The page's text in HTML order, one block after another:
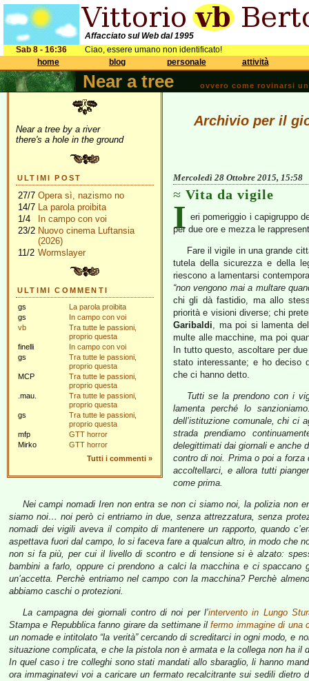
Affacciato sul Web dal 1995
Sab 8 - 16:36
Ciao, essere umano non identificato!
home
blog personale attività
Near a tree ovvero come rovinarsi
Near a tree by a river
there's a hole in the ground
ULTIMI POST
27/7 Opera sì, nazismo no
14/7 La parola proibita
1/4
In campo con voi
23/2 Nuovo cinema Luftansia
(2026)
11/2 Wormslayer
ULTIMI COMMENTI
gs
La parola proibita
gs
In campo con voi
vb
Tra tutte le passioni,
proprio questa
finelli
In campo con voi
gs
Tra tutte le passioni,
proprio questa
MCP
Tra tutte le passioni,
proprio questa
.mau.
Tra tutte le passioni,
proprio questa
gs
Tra tutte le passioni,
proprio questa
mfp
GTT horror
Mirko
GTT horror
Tutti i commenti »
Archivio per il
Mercoledì 28 Ottobre 2015, 15:58
Vita da vigile
I eri pomeriggio i capigruppo
per due ore e mezza le
Fare il vigile in una grande
tutela della sicurezza e della
riescono a lamentarsi
“non vengono mai a multare
chi gli dà fastidio, ma allo
priorità e visioni diverse; chi
Garibaldi, ma poi si lamenta
multe alle macchine, ma poi
In tutto questo, ascoltare per
stato interessante; e ho deciso
che ci hanno detto.
Tutti se la prendono con i
lamenta perché lo
dell’istituzione comunale, chi ci
strada prendiamo
delegittimati dai giornali e anche
contro di noi. Prima o poi a
accoltellarci, e allora tutti
come prima.
Nei campi nomadi Iren non entra se non ci siamo noi, la polizia non
siamo noi… noi però ci entriamo in due, senza attrezzatura, senza
nomadi dei vigili aveva il compito di mantenere un rapporto, quando
aspettava fuori dal campo, lo si faceva fare a qualcun altro, in modo che
non si fa più, per cui il livello di scontro e di tensione si è alzato:
bambini a farlo, oppure ci prendono a calci la macchina e ci
un’accetta. Perchè entriamo nel campo con la macchina? Perchè
abbiamo caschi o protezioni.
La campagna dei giornali contro di noi per l’intervento in Lungo
Stampa e Repubblica fanno girare da settimane ilfermo immagine di una
un nomade e intitolato “la verità” cercando di screditarci in ogni modo, e
situazione complicata, e che la pistola non è armata e la collega non ha
In quel caso i tre colleghi sono stati mandati allo sbaraglio, li hanno
ora immaginatevi voi a caricare un fermato recalcitrante sui sedili